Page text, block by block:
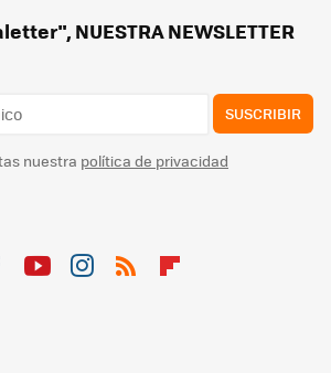
NUESTRA NEWSLETTER
SUSCRIBIR
nuestra política de privacidad